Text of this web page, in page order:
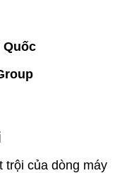
Quốc
của dòng máy